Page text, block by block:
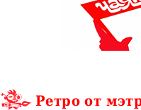
Ретро от